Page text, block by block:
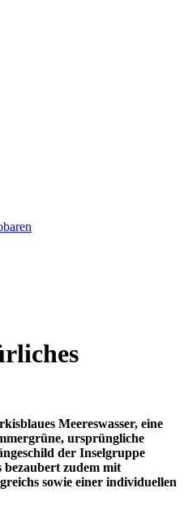
Meereswasser, eine
ursprüngliche
der Inselgruppe
zudem mit
sowie einer individuellen